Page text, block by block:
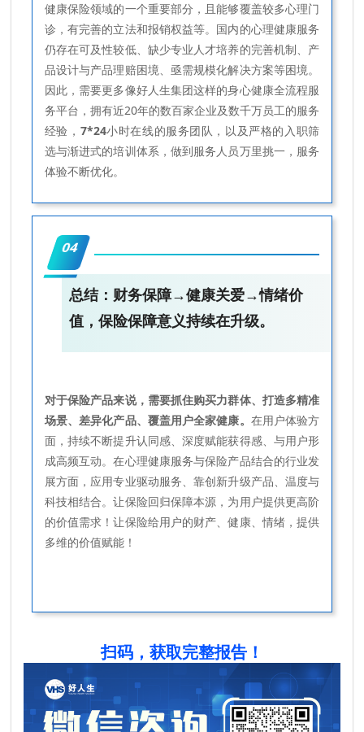
健康保险领域的一个重要部分，且能够覆盖较多心理门
诊，有完善的立法和报销权益等。国内的心理健康服务
仍存在可及性较低、缺少专业人才培养的完善机制、产
品设计与产品理赔困境、亟需规模化解决方案等困境。
因此，需要更多像好人生集团这样的身心健康全流程服
务平台，拥有近20年的数百家企业及数千万员工的服务
经验， 7*24小时在线的服务团队，以及严格的入职筛
选与渐进式的培训体系，做到服务人员万里挑一，服务
体验不断优化。
04
总结：财务保障→健康关爱→情绪价
值，保险保障意义持续在升级。
对于保险产品来说，需要抓住购买力群体、打造多精准
场景、差异化产品、覆盖用户全家健康。 在用户体验方
面，持续不断提升认同感、深度赋能获得感、与用户形
成高频互动。在心理健康服务与保险产品结合的行业发
展方面，应用专业驱动服务、靠创新升级产品、温度与
科技相结合。让保险回归保障本源，为用户提供更高阶
的价值需求！让保险给用户的财产、健康、情绪，提供
多维的价值赋能！
扫码，获取完整报告！